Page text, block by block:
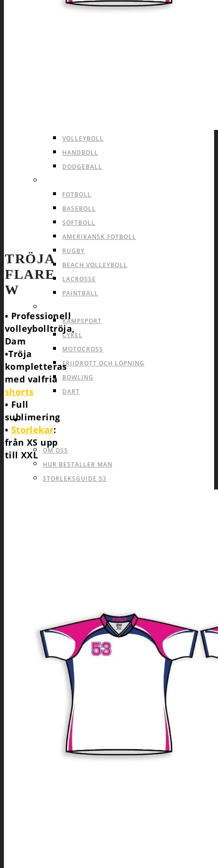
SOFTSHELL OCH ANDRA JACKOR
VOLLEYBOLL
HANDBOLL
DODGEBALL
FOTBOLL
BASEBOLL
SOFTBOLL
AMERIKANSK FOTBOLL
RUGBY
BEACH VOLLEYBOLL
LACROSSE
PAINTBALL
KAMPSPORT
CYKEL
MOTOCROSS
FRIIDROTT OCH LÖPNING
BOWLING
DART
INFO
OM OSS
HUR BESTÄLLER MAN
STORLEKSGUIDE 53
DRESS UP!
JERSEY53 I ACTION
EXEMPEL PÅ HOCKEYTRÖJOR
FÖRFRÅGAN
TRÖJA
FLARE
W
• Professionell
volleybolltröja,
Dam
•Tröja
kompletteras
med valfria
shorts
• Full
sublimering
• Storlekar:
från XS upp
till XXL